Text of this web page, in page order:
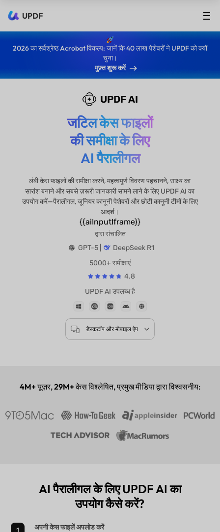
UPDF
2026 का सर्वश्रेष्ठ Acrobat विकल्प: जानें कि 40 लाख पेशेवरों ने UPDF को क्यों
चुना।
मुफ़्त शुरू करें
UPDF AI
जटिल केस फाइलों
की समीक्षा के लिए
AI पैरालीगल
लंबी केस फाइलों की समीक्षा करने, महत्वपूर्ण विवरण पहचानने, साक्ष्य का
सारांश बनाने और सबसे ज़रूरी जानकारी सामने लाने के लिए UPDF AI का
उपयोग करें—पैरालीगल, जूनियर कानूनी पेशेवरों और छोटी कानूनी टीमों के लिए
आदर्श।
{{aiInputIframe}}
द्वारा संचालित
GPT-5 |
DeepSeek R1
UPDF AI उपलब्ध है
4M+यूज़र,29M+केस विश्लेषित, प्रमुख मीडिया द्वारा विश्वसनीय:
AI पैरालीगल के लिए UPDF AI का
उपयोग कैसे करें?
अपनी केस फाइलें अपलोड करें